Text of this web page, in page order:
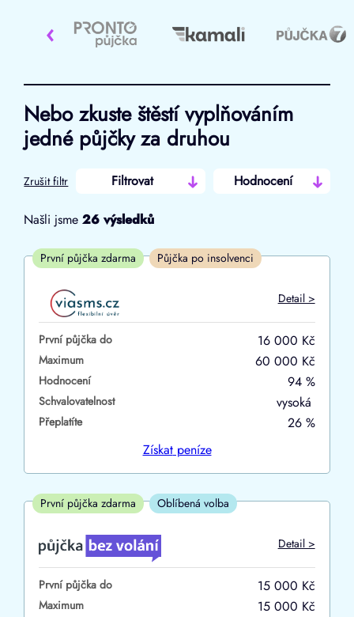
‹
Nebo zkuste štěstí vyplňováním
jedné půjčky za druhou
Zrušit filtr Filtrovat Hodnocení
Od
První půjčka zdarma
–
ano
ne
ano
ne
V exekuci
ano
ne
Našli jsme26 výsledků
První půjčka zdarma Půjčka po insolvenci
Detail >
První půjčka do 16 000 Kč
Maximum 60 000 Kč
Hodnocení 94 %
Schvalovatelnost vysoká
Přeplatíte
26 %
Získatpeníze
První půjčka zdarma Oblíbená volba
Detail >
První půjčka do 15 000 Kč
Maximum 15 000 Kč